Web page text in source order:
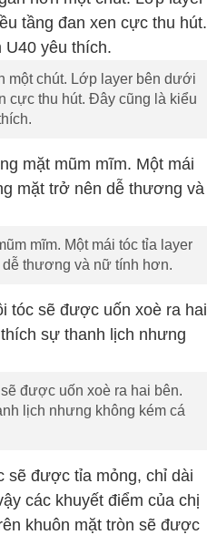
một chút. Lớp layer bên dưới
cực thu hút. Đây cũng là kiểu
mĩm. Một mái tóc tỉa layer
thương và nữ tính hơn.
được uốn xoè ra hai bên.
lịch nhưng không kém cá